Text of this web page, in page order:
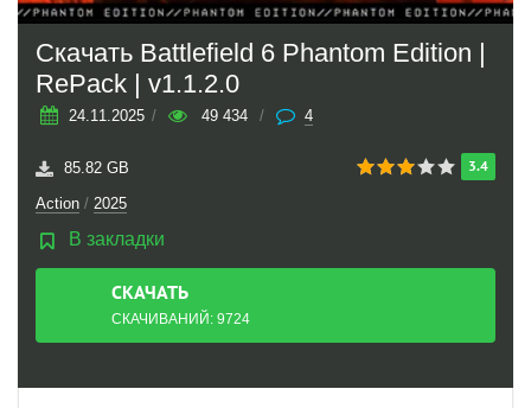
Скачать Battlefield 6 Phantom Edition |
RePack | v1.1.2.0
24.11.2025 / 49 434 / 4
3.4
85.82 GB
Action / 2025
В закладки
СКАЧАТЬ
ТОРРЕНТ
СКАЧИВАНИЙ: 9724